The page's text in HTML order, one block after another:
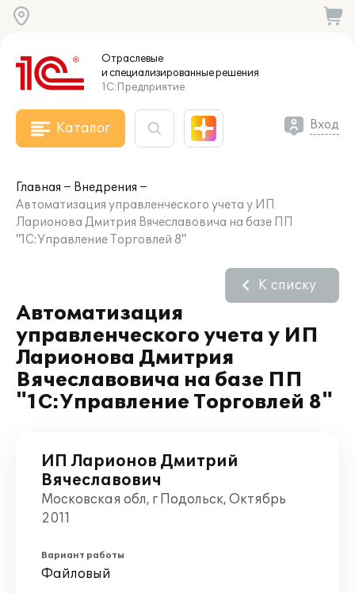
Отраслевые
и специализированныерешения
1С:Предприятие
Каталог Вход
Главная
Внедрения
Автоматизация управленческого учета у ИП
Ларионова Дмитрия Вячеславовича на базе ПП
"1С:Управление Торговлей 8"
Автоматизация
управленческого учета у ИП
Ларионова Дмитрия
Вячеславовича на базе ПП
"1С:Управление Торговлей 8"
К списку
ИП Ларионов Дмитрий
Вячеславович
Московская обл, г Подольск, Октябрь
2011
Вариант работы
Файловый